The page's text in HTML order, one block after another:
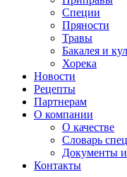
Специи
Пряности
Травы
Бакалея и
Хорека
Новости
Рецепты
Партнерам
О компании
О качестве
Словарь
Документы
Контакты